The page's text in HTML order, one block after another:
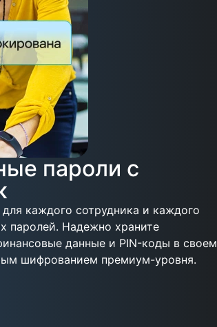
пароли с
каждого сотрудника и каждого
паролей. Надежно храните
данные и PIN-коды в своем
шифрованием премиум-уровня.